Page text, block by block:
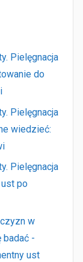
Pielęgnacja
do
Pielęgnacja
wiedzieć:
Pielęgnacja
po
w
-
ust